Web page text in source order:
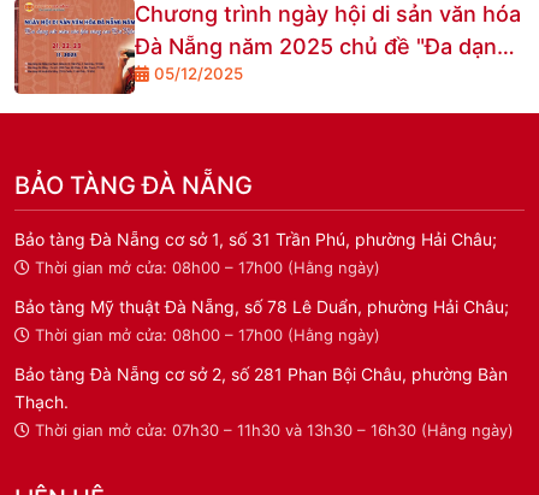
của các bạn học sinh đến từ trường
Tiểu học Nguyễn Hiền, phường Bàn
Chương trình ngày hội di sản văn hóa
Đà Nẵng năm 2025 chủ đề "Đa dạng
sắc màu văn hóa vùng cao Đà Nẵng"
05/12/2025
BẢO TÀNG ĐÀ NẴNG
Bảo tàng Đà Nẵng cơ sở 1, số 31 Trần Phú, phường Hải Châu;
Thời gian mở cửa: 08h00 – 17h00 (Hằng ngày)
Bảo tàng Mỹ thuật Đà Nẵng, số 78 Lê Duẩn, phường Hải Châu;
Thời gian mở cửa: 08h00 – 17h00 (Hằng ngày)
Bảo tàng Đà Nẵng cơ sở 2, số 281 Phan Bội Châu, phường Bàn
Thạch.
Thời gian mở cửa: 07h30 – 11h30 và 13h30 – 16h30 (Hằng ngày)